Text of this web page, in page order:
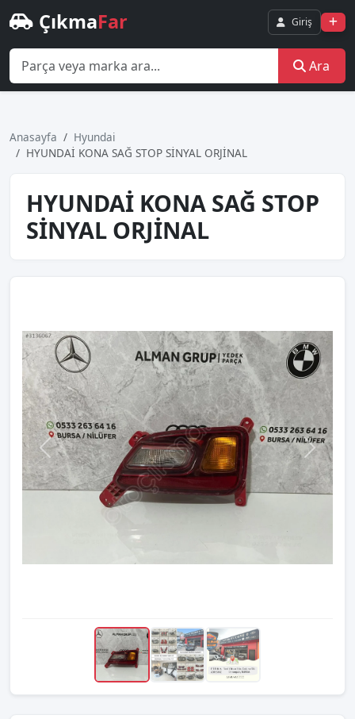
ÇıkmaFar Giriş
Ara
Anasayfa
Hyundai
HYUNDAİ KONA SAĞ STOP SİNYAL ORJİNAL
HYUNDAİ KONA SAĞ STOP
SİNYAL ORJİNAL